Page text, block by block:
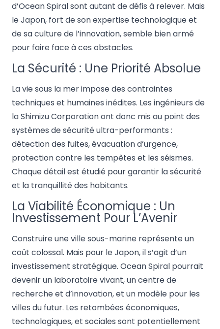
d’Ocean Spiral sont autant de défis à relever. Mais
le Japon, fort de son expertise technologique et
de sa culture de l’innovation, semble bien armé
pour faire face à ces obstacles.
La Sécurité : Une Priorité Absolue
La vie sous la mer impose des contraintes
techniques et humaines inédites. Les ingénieurs de
la Shimizu Corporation ont donc mis au point des
systèmes de sécurité ultra-performants :
détection des fuites, évacuation d’urgence,
protection contre les tempêtes et les séismes.
Chaque détail est étudié pour garantir la sécurité
et la tranquillité des habitants.
La Viabilité Économique : Un
Investissement Pour L’Avenir
Construire une ville sous-marine représente un
coût colossal. Mais pour le Japon, il s’agit d’un
investissement stratégique. Ocean Spiral pourrait
devenir un laboratoire vivant, un centre de
recherche et d’innovation, et un modèle pour les
villes du futur. Les retombées économiques,
technologiques, et sociales sont potentiellement